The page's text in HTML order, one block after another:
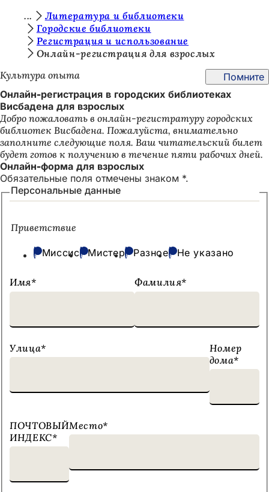
Перейти к содержимому
д
е
с
ь
:
Литература и библиотеки
Городские библиотеки
Регистрация и использование
Онлайн-регистрация для взрослых
Культура опыта
Помните
Онлайн-регистрация в городских библиотеках
Висбадена для взрослых
Добро пожаловать в онлайн-регистратуру городских
библиотек Висбадена. Пожалуйста, внимательно
заполните следующие поля. Ваш читательский билет
будет готов к получению в течение пяти рабочих дней.
Онлайн-форма для взрослых
Обязательные поля отмечены знаком *.
Персональные данные
Приветствие
Миссис Мистер Разное Не указано
Имя* Фамилия*
Улица*
Номер
дома*
ПОЧТОВЫЙ
ИНДЕКС*
Место*